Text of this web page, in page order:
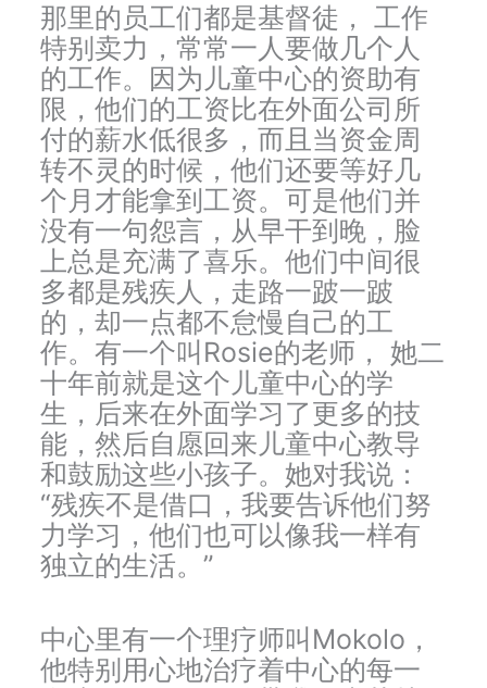
那里的员工们都是基督徒， 工作
特别卖力，常常一人要做几个人
的工作。因为儿童中心的资助有
限，他们的工资比在外面公司所
付的薪水低很多，而且当资金周
转不灵的时候，他们还要等好几
个月才能拿到工资。可是他们并
没有一句怨言，从早干到晚，脸
上总是充满了喜乐。他们中间很
多都是残疾人，走路一跛一跛
的，却一点都不怠慢自己的工
作。有一个叫Rosie的老师， 她二
十年前就是这个儿童中心的学
生，后来在外面学习了更多的技
能，然后自愿回来儿童中心教导
和鼓励这些小孩子。她对我说：
“残疾不是借口，我要告诉他们努
力学习，他们也可以像我一样有
独立的生活。”
中心里有一个理疗师叫Mokolo，
他特别用心地治疗着中心的每一